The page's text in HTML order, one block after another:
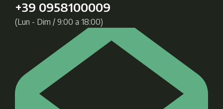
+39 0958100009
(Lun - Dim / 9:00 a 18:00)